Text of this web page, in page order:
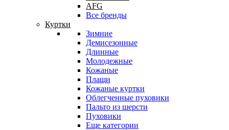
AFG
Все бренды
Куртки
Зимние
Демисезонные
Длинные
Молодежные
Кожаные
Плащи
Кожаные куртки
Облегченные пуховики
Пальто из шерсти
Пуховики
Еще категории